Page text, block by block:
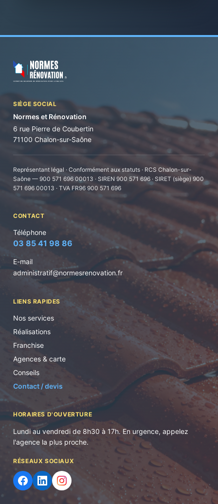
SIÈGE SOCIAL
Normes et Rénovation
6 rue Pierre de Coubertin
71100 Chalon-sur-Saône
Représentant légal · Conformément aux statuts · RCS Chalon-sur-
Saône — 900 571 696 00013 · SIREN 900 571 696 · SIRET (siège) 900
571 696 00013 · TVA FR96 900 571 696
CONTACT
Téléphone
03 85 41 98 86
E-mail
administratif@normesrenovation.fr
LIENS RAPIDES
Nos services
Réalisations
Franchise
Agences & carte
Conseils
Contact / devis
HORAIRES D'OUVERTURE
Lundi au vendredi de 8h30 à 17h. En urgence, appelez
l'agence la plus proche.
RÉSEAUX SOCIAUX